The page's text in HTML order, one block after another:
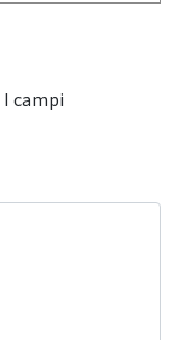
I campi